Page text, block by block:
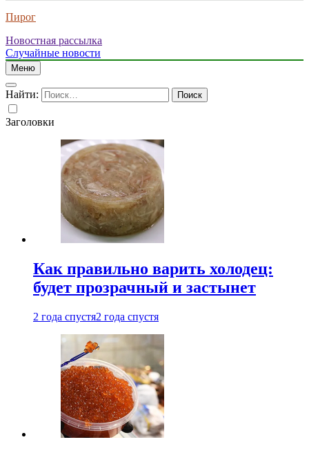
Пирог
Новостная рассылка
Случайные новости
Меню
Найти:
Заголовки
Как правильно варить холодец:
будет прозрачный и застынет
2 года спустя2 года спустя